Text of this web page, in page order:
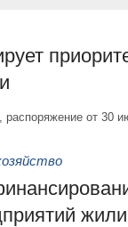
от 30